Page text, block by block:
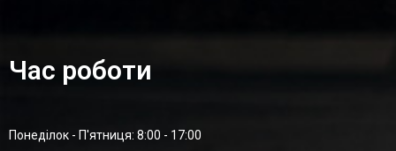
Час роботи
Понеділок - П'ятниця: 8:00 - 17:00